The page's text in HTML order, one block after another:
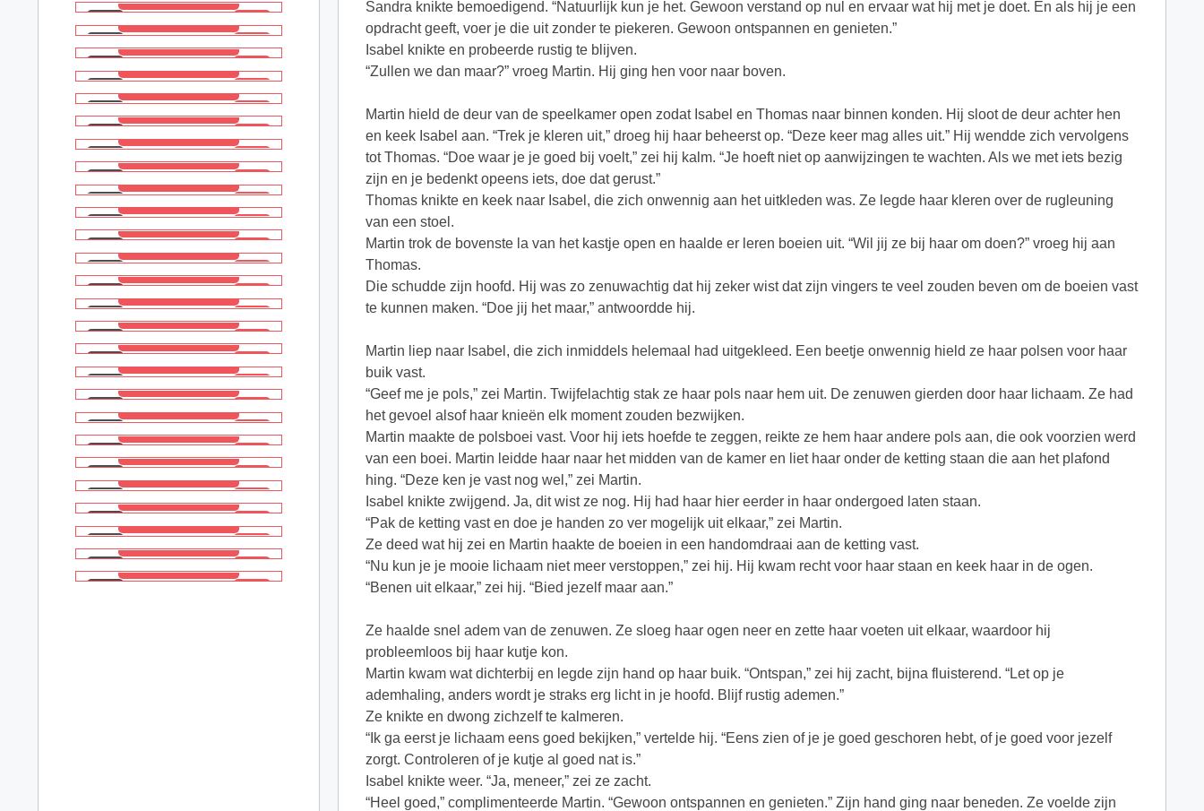
Sandra knikte bemoedigend. “Natuurlijk kun je het. Gewoon verstand op nul en ervaar wat hij met je doet. En als hij je een
opdracht geeft, voer je die uit zonder te piekeren. Gewoon ontspannen en genieten.”
Isabel knikte en probeerde rustig te blijven.
“Zullen we dan maar?” vroeg Martin. Hij ging hen voor naar boven.
Martin hield de deur van de speelkamer open zodat Isabel en Thomas naar binnen konden. Hij sloot de deur achter hen
en keek Isabel aan. “Trek je kleren uit,” droeg hij haar beheerst op. “Deze keer mag alles uit.” Hij wendde zich vervolgens
tot Thomas. “Doe waar je je goed bij voelt,” zei hij kalm. “Je hoeft niet op aanwijzingen te wachten. Als we met iets bezig
zijn en je bedenkt opeens iets, doe dat gerust.”
Thomas knikte en keek naar Isabel, die zich onwennig aan het uitkleden was. Ze legde haar kleren over de rugleuning
van een stoel.
Martin trok de bovenste la van het kastje open en haalde er leren boeien uit. “Wil jij ze bij haar om doen?” vroeg hij aan
Thomas.
Die schudde zijn hoofd. Hij was zo zenuwachtig dat hij zeker wist dat zijn vingers te veel zouden beven om de boeien vast
te kunnen maken. “Doe jij het maar,” antwoordde hij.
Martin liep naar Isabel, die zich inmiddels helemaal had uitgekleed. Een beetje onwennig hield ze haar polsen voor haar
buik vast.
“Geef me je pols,” zei Martin. Twijfelachtig stak ze haar pols naar hem uit. De zenuwen gierden door haar lichaam. Ze had
het gevoel alsof haar knieën elk moment zouden bezwijken.
Martin maakte de polsboei vast. Voor hij iets hoefde te zeggen, reikte ze hem haar andere pols aan, die ook voorzien werd
van een boei. Martin leidde haar naar het midden van de kamer en liet haar onder de ketting staan die aan het plafond
hing. “Deze ken je vast nog wel,” zei Martin.
Isabel knikte zwijgend. Ja, dit wist ze nog. Hij had haar hier eerder in haar ondergoed laten staan.
“Pak de ketting vast en doe je handen zo ver mogelijk uit elkaar,” zei Martin.
Ze deed wat hij zei en Martin haakte de boeien in een handomdraai aan de ketting vast.
“Nu kun je je mooie lichaam niet meer verstoppen,” zei hij. Hij kwam recht voor haar staan en keek haar in de ogen.
“Benen uit elkaar,” zei hij. “Bied jezelf maar aan.”
Ze haalde snel adem van de zenuwen. Ze sloeg haar ogen neer en zette haar voeten uit elkaar, waardoor hij
probleemloos bij haar kutje kon.
Martin kwam wat dichterbij en legde zijn hand op haar buik. “Ontspan,” zei hij zacht, bijna fluisterend. “Let op je
ademhaling, anders wordt je straks erg licht in je hoofd. Blijf rustig ademen.”
Ze knikte en dwong zichzelf te kalmeren.
“Ik ga eerst je lichaam eens goed bekijken,” vertelde hij. “Eens zien of je je goed geschoren hebt, of je goed voor jezelf
zorgt. Controleren of je kutje al goed nat is.”
Isabel knikte weer. “Ja, meneer,” zei ze zacht.
“Heel goed,” complimenteerde Martin. “Gewoon ontspannen en genieten.” Zijn hand ging naar beneden. Ze voelde zijn